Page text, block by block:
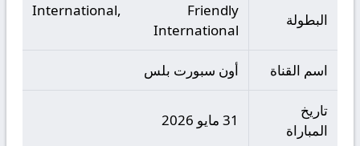
البطولة
International, Friendly
International
اسم القناة أون سبورت بلس
تاريخ
المباراة
31 مايو 2026